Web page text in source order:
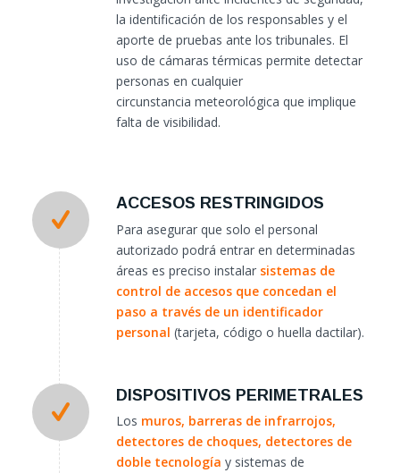
la identificación de los responsables y el
aporte de pruebas ante los tribunales. El
uso de cámaras térmicas permite detectar
personas en cualquier
circunstancia meteorológica que implique
falta de visibilidad.
ACCESOS RESTRINGIDOS
Para asegurar que solo el personal
autorizado podrá entrar en determinadas
áreas es preciso instalar sistemas de
control de accesos que concedan el
paso a través de un identificador
personal (tarjeta, código o huella dactilar).
DISPOSITIVOS PERIMETRALES
Los muros, barreras de infrarrojos,
detectores de choques, detectores de
doble tecnología y sistemas de